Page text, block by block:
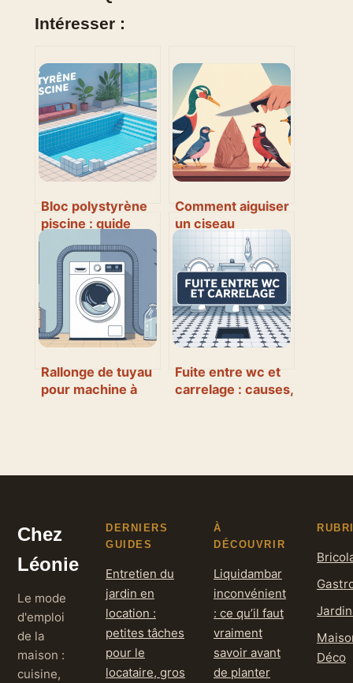
Intéresser :
Bloc polystyrène
piscine : guide
complet pour
choisir et
construire
Comment aiguiser
un ciseau
facilement chez
soi sans le
détériorer
Rallonge de tuyau
pour machine à
Fuite entre wc et
carrelage : causes,
Chez
Léonie
Le mode
d'emploi
de la
maison :
cuisine,
DERNIERS
GUIDES
Entretien du
jardin en
location :
petites tâches
pour le
locataire, gros
À
DÉCOUVRIR
Liquidambar
inconvénient
: ce qu’il faut
vraiment
savoir avant
de planter
Déco